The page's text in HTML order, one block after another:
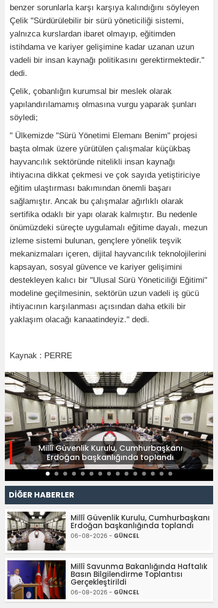
benzer sorunlarla karşı karşıya kalındığını söyleyen
Çelik "Sürdürülebilir bir sürü yöneticiliği sistemi,
yalnızca kurslardan ibaret olmayıp, eğitimden
istihdama ve kariyer gelişimine kadar uzanan uzun
vadeli bir insan kaynağı politikasını gerektirmektedir."
dedi.
Çelik, çobanlığın kurumsal bir meslek olarak
yapılandırılamamış olmasına vurgu yaparak şunları
söyledi;
" Ülkemizde "Sürü Yönetimi Elemanı Benim" projesi
başta olmak üzere yürütülen çalışmalar küçükbaş
hayvancılık sektöründe nitelikli insan kaynağı
ihtiyacına dikkat çekmesi ve çok sayıda yetiştiriciye
eğitim ulaştırması bakımından önemli başarı
sağlamıştır. Ancak bu çalışmalar ağırlıklı olarak
sertifika odaklı bir yapı olarak kalmıştır. Bu nedenle
önümüzdeki süreçte uygulamalı eğitime dayalı, mezun
izleme sistemi bulunan, gençlere yönelik teşvik
mekanizmaları içeren, dijital hayvancılık teknolojilerini
kapsayan, sosyal güvence ve kariyer gelişimini
destekleyen kalıcı bir "Ulusal Sürü Yöneticiliği Eğitimi"
modeline geçilmesinin, sektörün uzun vadeli iş gücü
ihtiyacının karşılanması açısından daha etkili bir
yaklaşım olacağı kanaatindeyiz." dedi.
Kaynak : PERRE
Millî Güvenlik Kurulu, Cumhurbaşkanı
Erdoğan başkanlığında toplandı
DİĞER HABERLER
Millî Güvenlik Kurulu, Cumhurbaşkanı
Erdoğan başkanlığında toplandı
06-08-2026 - GÜNCEL
Millî Savunma Bakanlığında Haftalık
Basın Bilgilendirme Toplantısı
Gerçekleştirildi
06-08-2026 - GÜNCEL